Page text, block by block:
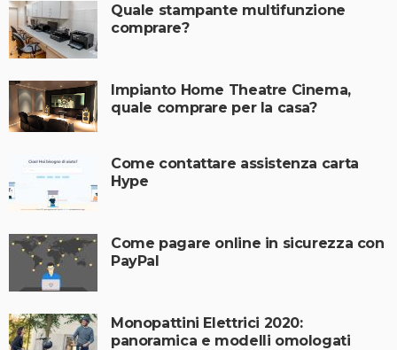
Quale stampante multifunzione
comprare?
Impianto Home Theatre Cinema,
quale comprare per la casa?
Come contattare assistenza carta
Hype
Come pagare online in sicurezza con
PayPal
Monopattini Elettrici 2020:
panoramica e modelli omologati